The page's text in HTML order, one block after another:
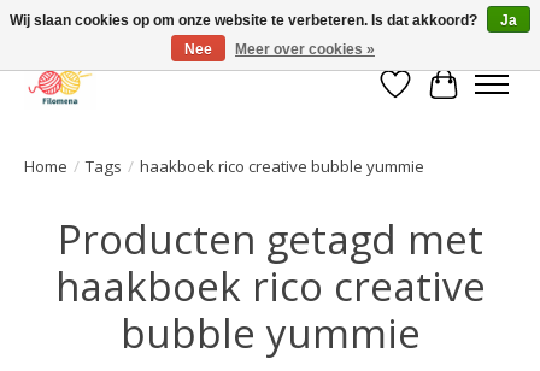
Verlanglijst
Home / Tags / haakboek rico creative bubble yummie
Producten getagd met
haakboek rico creative
bubble yummie
Wij slaan cookies op om onze website te verbeteren. Is dat akkoord?
Ja
Nee
Meer over cookies »